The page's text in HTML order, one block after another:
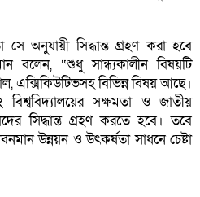
অনুযায়ী সিদ্ধান্ত গ্রহণ করা হবে
বলেন, “শুধু সান্ধ্যকালীন বিষয়টি
এক্সিকিউটিভসহ বিভিন্ন বিষয় আছে।
সক্ষমতা ও জাতীয়
সিদ্ধান্ত গ্রহণ করতে হবে। তবে
উন্নয়ন ও উৎকর্ষতা সাধনে চেষ্টা